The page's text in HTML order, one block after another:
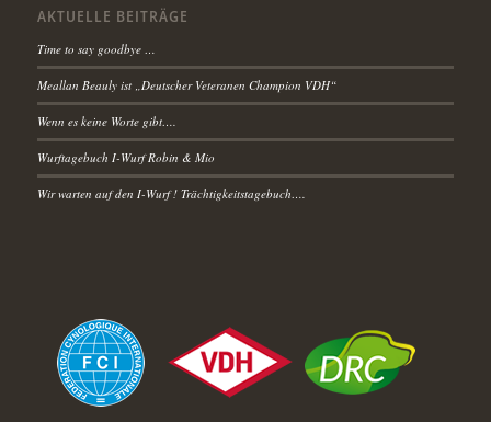
AKTUELLE BEITRÄGE
Time to say goodbye …
Meallan Beauly ist „Deutscher Veteranen Champion VDH“
Wenn es keine Worte gibt….
Wurftagebuch I-Wurf Robin & Mio
Wir warten auf den I-Wurf ! Trächtigkeitstagebuch….